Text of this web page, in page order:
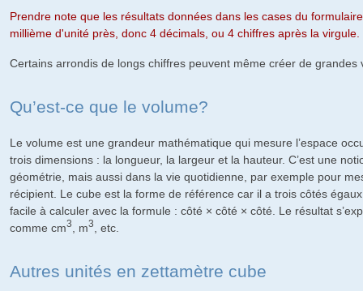
Prendre note que les résultats données dans les cases du
millième d'unité près, donc 4 décimals, ou 4 chiffres après la virgule.
Certains arrondis de longs chiffres peuvent même créer de grandes
Qu’est-ce que le volume?
Le volume est une grandeur mathématique qui mesure l’espace
trois dimensions : la longueur, la largeur et la hauteur. C’est une
géométrie, mais aussi dans la vie quotidienne, par exemple pour
récipient. Le cube est la forme de référence car il a trois côtés
facile à calculer avec la formule : côté × côté × côté. Le résultat
comme cm3 , m3 , etc.
Autres unités en zettamètre cube